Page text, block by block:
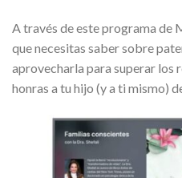
A través de este programa de
que necesitas saber sobre
aprovecharla para superar los
honras a tu hijo (y a ti mismo)